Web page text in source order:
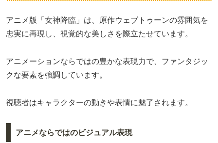
アニメ版「女神降臨」は、原作ウェブトゥーンの雰囲気を
忠実に再現し、視覚的な美しさを際立たせています。
アニメーションならではの豊かな表現力で、ファンタジッ
クな要素を強調しています。
視聴者はキャラクターの動きや表情に魅了されます。
アニメならではのビジュアル表現